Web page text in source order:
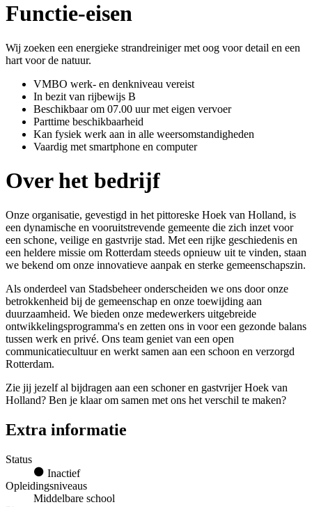
Functie-eisen
Wij zoeken een energieke strandreiniger met oog voor detail en een
hart voor de natuur.
VMBO werk- en denkniveau vereist
In bezit van rijbewijs B
Beschikbaar om 07.00 uur met eigen vervoer
Parttime beschikbaarheid
Kan fysiek werk aan in alle weersomstandigheden
Vaardig met smartphone en computer
Over het bedrijf
Onze organisatie, gevestigd in het pittoreske Hoek van Holland, is
een dynamische en vooruitstrevende gemeente die zich inzet voor
een schone, veilige en gastvrije stad. Met een rijke geschiedenis en
een heldere missie om Rotterdam steeds opnieuw uit te vinden, staan
we bekend om onze innovatieve aanpak en sterke gemeenschapszin.
Als onderdeel van Stadsbeheer onderscheiden we ons door onze
betrokkenheid bij de gemeenschap en onze toewijding aan
duurzaamheid. We bieden onze medewerkers uitgebreide
ontwikkelingsprogramma's en zetten ons in voor een gezonde balans
tussen werk en privé. Ons team geniet van een open
communicatiecultuur en werkt samen aan een schoon en verzorgd
Rotterdam.
Zie jij jezelf al bijdragen aan een schoner en gastvrijer Hoek van
Holland? Ben je klaar om samen met ons het verschil te maken?
Extra informatie
Status
Inactief
Opleidingsniveaus
Middelbare school